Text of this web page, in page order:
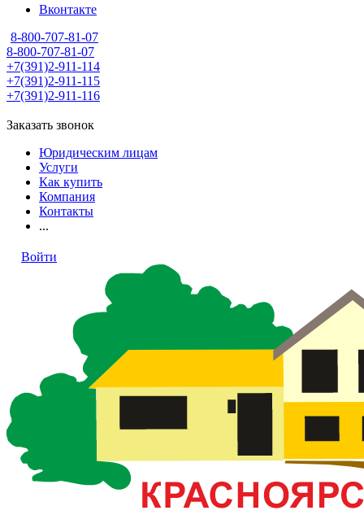
Вконтакте
8-800-707-81-07
8-800-707-81-07
+7(391)2-911-114
+7(391)2-911-115
+7(391)2-911-116
Заказать звонок
Юридическим лицам
Услуги
Как купить
Компания
Контакты
...
Войти